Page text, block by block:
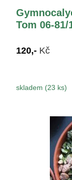
Tom 06-
120,- Kč
skladem (23 ks)